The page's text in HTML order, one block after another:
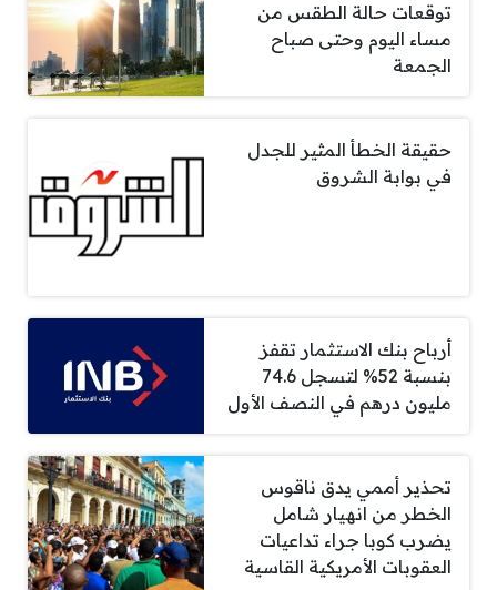
توقعات حالة الطقس من
مساء اليوم وحتى صباح
الجمعة
حقيقة الخطأ المثير للجدل
في بوابة الشروق
أرباح بنك الاستثمار تقفز
بنسبة 52% لتسجل 74.6
مليون درهم في النصف الأول
تحذير أممي يدق ناقوس
الخطر من انهيار شامل
يضرب كوبا جراء تداعيات
العقوبات الأمريكية القاسية